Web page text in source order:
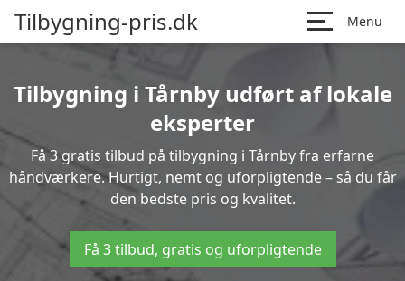
Tilbygning-pris.dk Menu
Tilbygning i Tårnby udført af lokale
eksperter
Få 3 gratis tilbud på tilbygning i Tårnby fra erfarne
håndværkere. Hurtigt, nemt og uforpligtende – så du får
den bedste pris og kvalitet.
Få 3 tilbud, gratis og uforpligtende